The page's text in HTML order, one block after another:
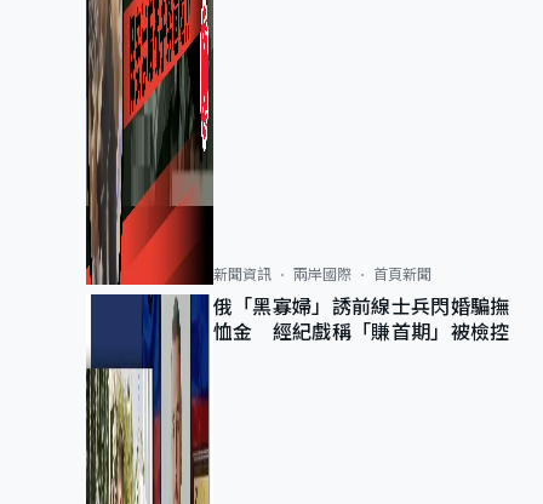
新聞資訊 兩岸國際 首頁新聞
俄「黑寡婦」誘前線士兵閃婚騙撫
恤金 經紀戲稱「賺首期」被檢控